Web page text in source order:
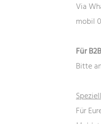
Via
mobil
Für
Bitte
Für
Alle Fotos +
Zustimmung